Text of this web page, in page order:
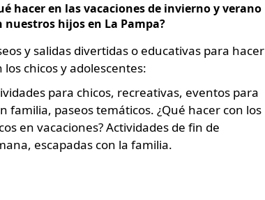
hacer en las vacaciones de invierno y verano
nuestros hijos en La Pampa?
y salidas divertidas o educativas para hacer
los chicos y adolescentes:
para chicos, recreativas, eventos para
familia, paseos temáticos. ¿Qué hacer con los
en vacaciones? Actividades de fin de
escapadas con la familia.